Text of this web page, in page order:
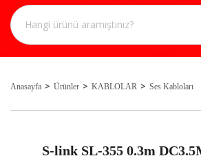
Anasayfa Ürünler KABLOLAR Ses Kabloları
S-link SL-355 0.3m